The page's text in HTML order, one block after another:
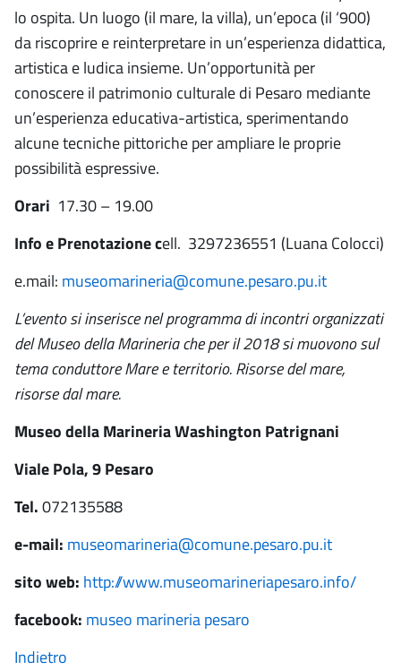
lo ospita. Un luogo (il mare, la villa), un’epoca (il ‘900)
da riscoprire e reinterpretare in un’esperienza didattica,
artistica e ludica insieme. Un’opportunità per
conoscere il patrimonio culturale di Pesaro mediante
un’esperienza educativa-artistica, sperimentando
alcune tecniche pittoriche per ampliare le proprie
possibilità espressive.
Orari 17.30 – 19.00
Info ePrenotazione cell. 3297236551 (Luana Colocci)
e.mail: museomarineria@comune.pesaro.pu.it
L’evento si inserisce nel programma di incontri organizzati
del Museo della Marineria che per il 2018 si muovono sul
tema conduttore Mare e territorio. Risorse del mare,
risorse dal mare.
Museo della Marineria Washington Patrignani
Viale Pola, 9 Pesaro
Tel.072135588
e-mail: museomarineria@comune.pesaro.pu.it
sito web: http://www.museomarineriapesaro.info/
facebook: museo marineria pesaro
Indietro